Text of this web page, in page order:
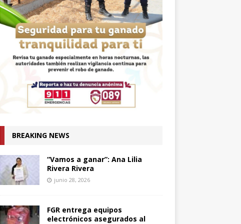
BREAKING NEWS
“Vamos a ganar”: Ana Lilia
Rivera Rivera
junio 28, 2026
FGR entrega equipos
electrónicos asegurados al